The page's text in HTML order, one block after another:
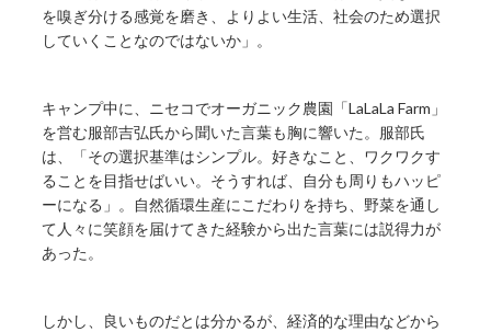
を嗅ぎ分ける感覚を磨き、よりよい生活、社会のため選択
していくことなのではないか」。
キャンプ中に、ニセコでオーガニック農園「LaLaLa Farm」
を営む服部吉弘氏から聞いた言葉も胸に響いた。服部氏
は、「その選択基準はシンプル。好きなこと、ワクワクす
ることを目指せばいい。そうすれば、自分も周りもハッピ
ーになる」。自然循環生産にこだわりを持ち、野菜を通し
て人々に笑顔を届けてきた経験から出た言葉には説得力が
あった。
しかし、良いものだとは分かるが、経済的な理由などから